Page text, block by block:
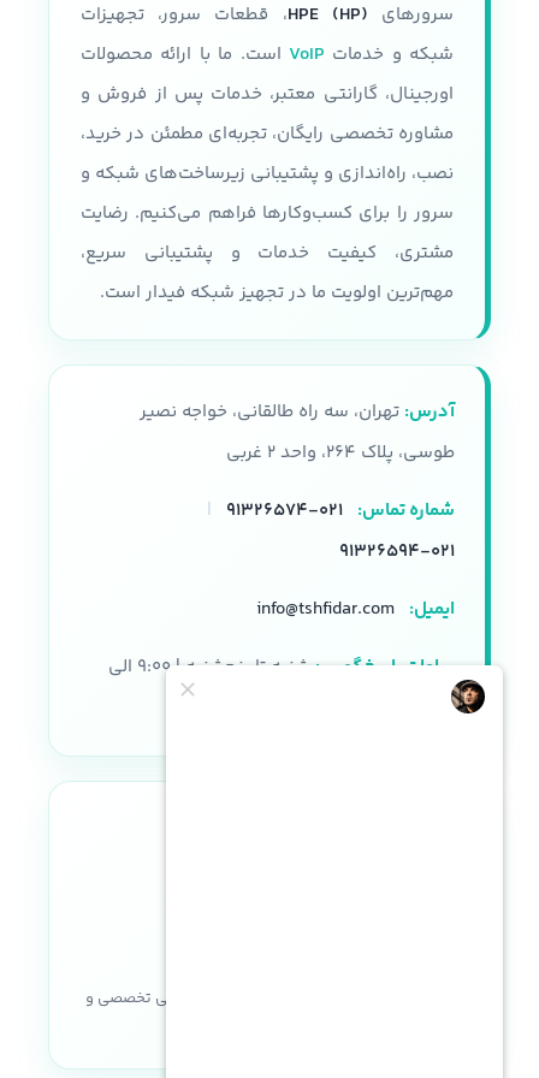
سرورهای HPE (HP)، قطعات سرور، تجهیزات
شبکه و خدمات VoIP است. ما با ارائه محصولات
اورجینال، گارانتی معتبر، خدمات پس از فروش و
مشاوره تخصصی رایگان، تجربه‌ای مطمئن در خرید،
نصب، راه‌اندازی و پشتیبانی زیرساخت‌های شبکه و
سرور را برای کسب‌وکارها فراهم می‌کنیم. رضایت
مشتری، کیفیت خدمات و پشتیبانی سریع،
مهم‌ترین اولویت ما در تجهیز شبکه فیدار است.
آدرس: تهران، سه راه طالقانی، خواجه نصیر
طوسی، پلاک ۲۶۴، واحد ۲ غربی
شماره تماس: ۰۲۱-۹۱۳۲۶۵۷۴
|
۰۲۱-۹۱۳۲۶۵۹۴
ایمیل: info@tshfidar.com
ساعات پاسخگویی:
شنبه تا پنجشنبه | ۹:۰۰ الی
۱۸:۰۰
خریدی مطمئن با ضمانت اصالت کالا، پشتیبانی تخصصی و